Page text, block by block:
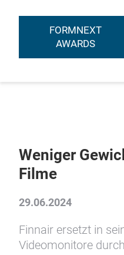
FORMNEXT
AWARDS
Weniger
Filme
29.06.2024
Finnair ersetzt in
Videomonitore